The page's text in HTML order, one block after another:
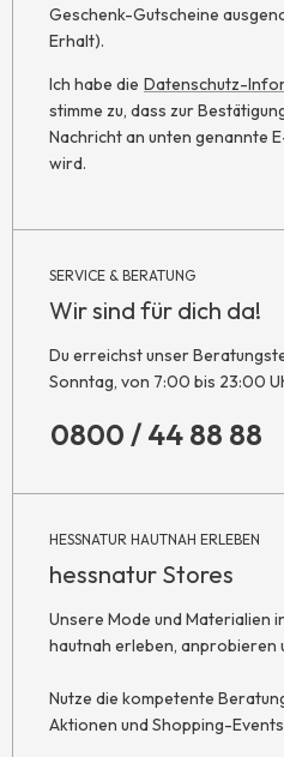
Geschenk-Gutscheine
Erhalt).
Ich habe die Datenschutz-
stimme zu, dass zur
Nachricht an unten genannte
wird.
SERVICE & BERATUNG
Wir sind für dich da!
Du erreichst unser
Sonntag, von 7:00 bis 23:00
0800 / 44 88 88
HESSNATUR HAUTNAH ERLEBEN
hessnatur Stores
Unsere Mode und Materialien
hautnah erleben, anprobieren
Nutze die kompetente
Aktionen und Shopping-